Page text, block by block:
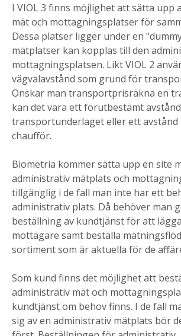
I VIOL 3 finns möjlighet att sätta upp
mät och mottagningsplatser för
Dessa platser ligger under en
mätplatser kan kopplas till den
mottagningsplatsen. Likt VIOL 2
vägvalavstånd som grund för
Önskar man transportprisräkna en
kan det vara ett förutbestämt
transportunderlaget eller ett avstånd
chaufför.
Biometria kommer sätta upp en site
administrativ mätplats och
tillgänglig i de fall man inte har ett
administrativ plats. Då behöver man
beställning av kundtjänst för att
mottagare samt beställa
sortiment som är aktuella för de
Som kund finns det möjlighet att
administrativ mät och
kundtjänst om behov finns. I de fall
sig av en administrativ mätplats bör